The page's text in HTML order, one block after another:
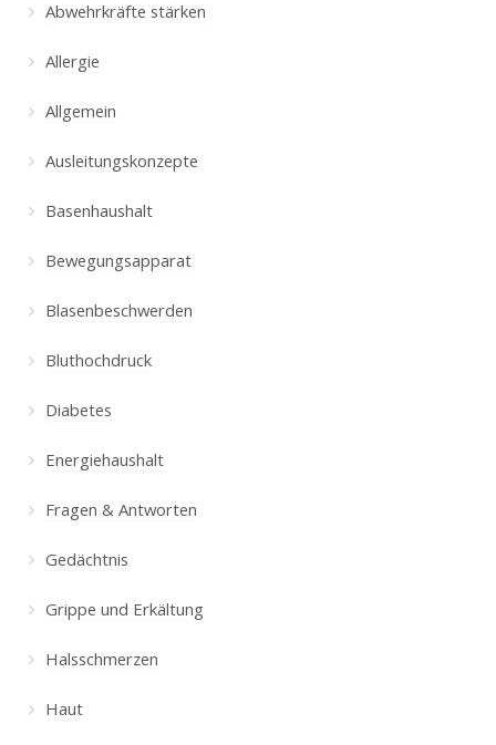
Abwehrkräfte stärken
Allergie
Allgemein
Ausleitungskonzepte
Basenhaushalt
Bewegungsapparat
Blasenbeschwerden
Bluthochdruck
Diabetes
Energiehaushalt
Fragen & Antworten
Gedächtnis
Grippe und Erkältung
Halsschmerzen
Haut